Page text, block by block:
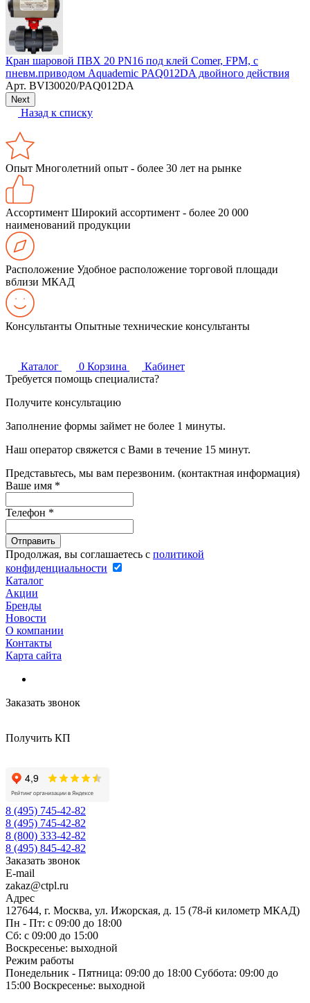
Кран шаровой ПВХ 20 PN16 под клей Comer, FPM, с
пневм.приводом Aquademic PAQ012DA двойного действия
Арт. BVI30020/PAQ012DA
Next
Назад к списку
Опыт Многолетний опыт - более 30 лет на рынке
Ассортимент Широкий ассортимент - более 20 000
наименований продукции
Расположение Удобное расположение торговой площади
вблизи МКАД
Консультанты Опытные технические консультанты
Каталог 0 Корзина
Кабинет
Требуется помощь специалиста?
Получите консультацию
Заполнение формы займет не более 1 минуты.
Наш оператор свяжется с Вами в течение 15 минут.
Представьтесь, мы вам перезвоним. (контактная информация)
Ваше имя *
Телефон *
Продолжая, вы соглашаетесь с политикой
конфиденциальности
Каталог
Акции
Бренды
Новости
О компании
Контакты
Карта сайта
Заказать звонок
Получить КП
8 (495) 745-42-82
8 (495) 745-42-82
8 (800) 333-42-82
8 (495) 845-42-82
Заказать звонок
E-mail
zakaz@ctpl.ru
Адрес
127644, г. Москва, ул. Ижорская, д. 15 (78-й километр МКАД)
Пн - Пт: с 09:00 до 18:00
Сб: с 09:00 до 15:00
Воскресенье: выходной
Режим работы
Понедельник - Пятница: 09:00 до 18:00 Суббота: 09:00 до
15:00 Воскресенье: выходной